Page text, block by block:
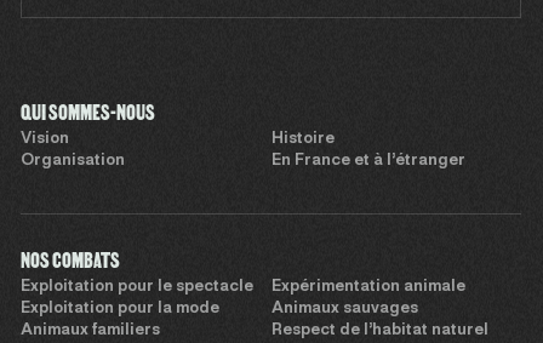
QUI SOMMES-NOUS
Vision
Histoire
Organisation
En France et à l’étranger
NOS COMBATS
Exploitation pour le spectacle
Expérimentation animale
Exploitation pour la mode
Animaux sauvages
Animaux familiers
Respect de l’habitat naturel